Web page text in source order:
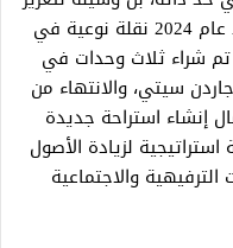
الخدمات المقدمة للأطباء، حيث شهد عام 2024 نقلة نوعية في
تم شراء ثلاث وحدات في
سيتي، والانتهاء من
إنشاء استراحة جديدة
لزيادة الأصول
والاجتماعية